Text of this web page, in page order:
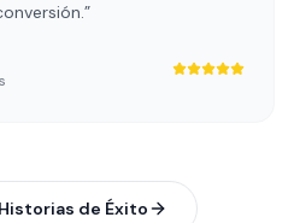
”
de Éxito